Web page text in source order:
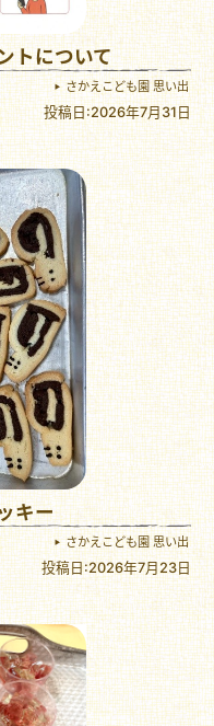
トについて
さかえこども園 思い出
投稿日:2026年7月31日
キー
さかえこども園 思い出
投稿日:2026年7月23日